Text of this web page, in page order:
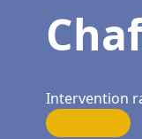
Intervention